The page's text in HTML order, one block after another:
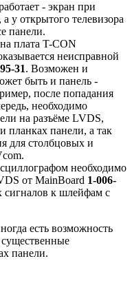
- экран при
у открытого телевизора
панели.
плата T-CON
неисправной
31. Возможен и
быть и панель -
после попадания
необходимо
на разъёме LVDS,
планках панели, а так
для столбцовых и
необходимо
от MainBoard 1-006-
к шлейфам с
есть возможность
существенные
панели.